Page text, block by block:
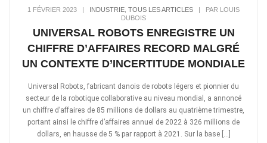
1 FÉVRIER 2023 INDUSTRIE TOUS LES ARTICLES
PAR LOUIS
DUBOIS
UNIVERSAL ROBOTS ENREGISTRE UN
CHIFFRE D’AFFAIRES RECORD MALGRÉ
UN CONTEXTE D’INCERTITUDE MONDIALE
Universal Robots, fabricant danois de robots légers et pionnier du
secteur de la robotique collaborative au niveau mondial, a annoncé
un chiffre d’affaires de 85 millions de dollars au quatrième trimestre,
portant ainsi le chiffre d’affaires annuel de 2022 à 326 millions de
dollars, en hausse de 5 % par rapport à 2021. Sur la base […]